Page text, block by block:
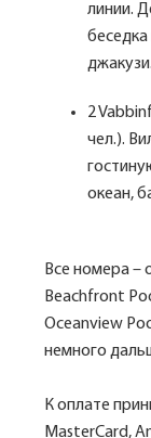
линии.
беседка
джакузи.
2
чел.).
океан,
Все номера –
Beachfront
Oceanview
немного
К оплате
MasterCard,